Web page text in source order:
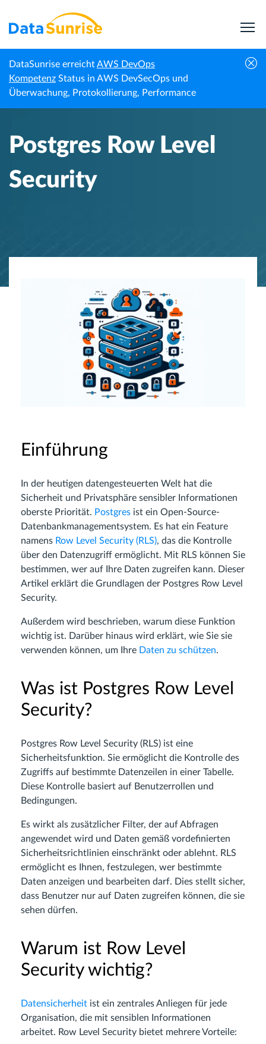
DataSunrise erreichtAWS DevOps
Kompetenz Status in AWS DevSecOps und
Überwachung, Protokollierung, Performance
Startseite Wissenszentrum Postgres Row Level Security
Postgres Row Level
Security
Einführung
In der heutigen datengesteuerten Welt hat die
Sicherheit und Privatsphäre sensibler Informationen
oberste Priorität. Postgres ist ein Open-Source-
Datenbankmanagementsystem. Es hat ein Feature
namens Row Level Security (RLS), das die Kontrolle
über den Datenzugriff ermöglicht. Mit RLS können Sie
bestimmen, wer auf Ihre Daten zugreifen kann. Dieser
Artikel erklärt die Grundlagen der Postgres Row Level
Security.
Außerdem wird beschrieben, warum diese Funktion
wichtig ist. Darüber hinaus wird erklärt, wie Sie sie
verwenden können, um Ihre Daten zu schützen.
Was ist Postgres Row Level
Security?
Postgres Row Level Security (RLS) ist eine
Sicherheitsfunktion. Sie ermöglicht die Kontrolle des
Zugriffs auf bestimmte Datenzeilen in einer Tabelle.
Diese Kontrolle basiert auf Benutzerrollen und
Bedingungen.
Es wirkt als zusätzlicher Filter, der auf Abfragen
angewendet wird und Daten gemäß vordefinierten
Sicherheitsrichtlinien einschränkt oder ablehnt. RLS
ermöglicht es Ihnen, festzulegen, wer bestimmte
Daten anzeigen und bearbeiten darf. Dies stellt sicher,
dass Benutzer nur auf Daten zugreifen können, die sie
sehen dürfen.
Warum ist Row Level
Security wichtig?
Datensicherheit ist ein zentrales Anliegen für jede
Organisation, die mit sensiblen Informationen
arbeitet. Row Level Security bietet mehrere Vorteile: